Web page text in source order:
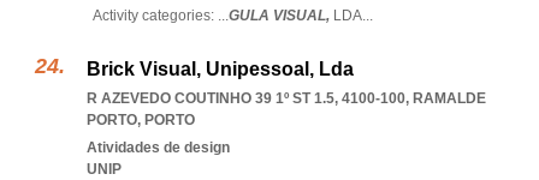
Activity categories: ...GULA VISUAL, LDA...
Brick Visual, Unipessoal, Lda
R AZEVEDO COUTINHO 39 1º ST 1.5, 4100-100, RAMALDE
PORTO, PORTO
Atividades de design
UNIP